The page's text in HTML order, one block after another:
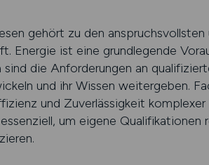
gehört zu den
Energie ist eine grundlegende
die Anforderungen an
und ihr Wissen weitergeben.
und Zuverlässigkeit
um eigene Qualifikationen